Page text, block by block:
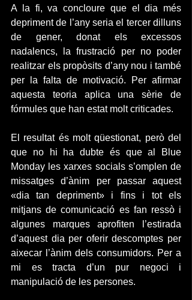
A la fi, va concloure que el dia més
depriment de l’any seria el tercer dilluns
de gener, donat els excessos
nadalencs, la frustració per no poder
realitzar els propòsits d’any nou i també
per la falta de motivació. Per afirmar
aquesta teoria aplica una sèrie de
fórmules que han estat molt criticades.
El resultat és molt qüestionat, però del
que no hi ha dubte és que al Blue
Monday les xarxes socials s’omplen de
missatges d’ànim per passar aquest
«dia tan depriment» i fins i tot els
mitjans de comunicació es fan ressò i
algunes marques aprofiten l’estirada
d’aquest dia per oferir descomptes per
aixecar l’ànim dels consumidors. Per a
mi es tracta d’un pur negoci i
manipulació de les persones.